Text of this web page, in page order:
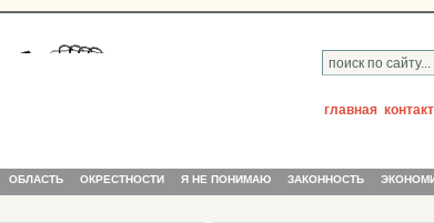
главная
ОБЛАСТЬ ОКРЕСТНОСТИ Я НЕ ПОНИМАЮ ЗАКОННОСТЬ